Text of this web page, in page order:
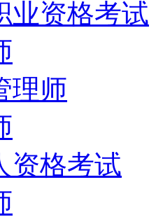
业资格考试
理师
资格考试